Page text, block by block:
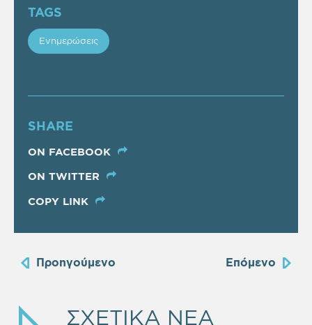
TAGS
Ενημερώσεις
SHARE
ON FACEBOOK
ON TWITTER
COPY LINK
Προηγούμενο Επόμενο
ΣΧΕΤΙΚΑ ΝΕΑ